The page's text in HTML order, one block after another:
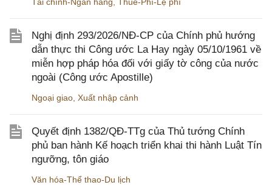
Nghị định 293/2026/NĐ-CP của Chính phủ hướng
dẫn thực thi Công ước La Hay ngày 05/10/1961 về
miễn hợp pháp hóa đối với giấy tờ công của nước
ngoài (Công ước Apostille)
Ngoại giao Xuất nhập cảnh
Quyết định 1382/QĐ-TTg của Thủ tướng Chính
phủ ban hành Kế hoạch triển khai thi hành Luật Tín
ngưỡng, tôn giáo
Văn hóa-Thể thao-Du lịch